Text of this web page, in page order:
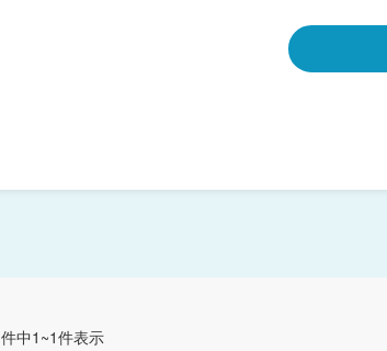
件中1~1件表示